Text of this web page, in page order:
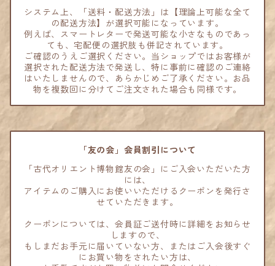
システム上、「送料・配送方法」は【理論上可能な全て
の配送方法】が選択可能になっています。
例えば、スマートレターで発送可能な小さなものであっ
ても、宅配便の選択肢も併記されています。
ご確認のうえご選択ください。当ショップではお客様が
選択された配送方法で発送し、特に事前に確認のご連絡
はいたしませんので、あらかじめご了承ください。お品
物を複数回に分けてご注文された場合も同様です。
「友の会」会員割引について
「古代オリエント博物館友の会」にご入会いただいた方
には、
アイテムのご購入にお使いいただけるクーポンを発行さ
せていただきます。
クーポンについては、会員証ご送付時に詳細をお知らせ
しますので、
もしまだお手元に届いていない方、またはご入会後すぐ
にお買い物をされたい方は、